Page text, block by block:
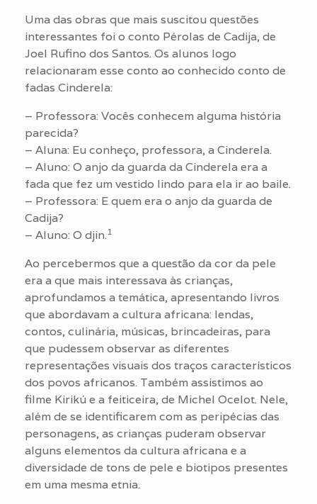
Uma das obras que mais suscitou questões
interessantes foi o conto Pérolas de Cadija, de
Joel Rufino dos Santos. Os alunos logo
relacionaram esse conto ao conhecido conto de
fadas Cinderela:
– Professora: Vocês conhecem alguma história
parecida?
– Aluna: Eu conheço, professora, a Cinderela.
– Aluno: O anjo da guarda da Cinderela era a
fada que fez um vestido lindo para ela ir ao baile.
– Professora: E quem era o anjo da guarda de
Cadija?
– Aluno: O djin.1
Ao percebermos que a questão da cor da pele
era a que mais interessava às crianças,
aprofundamos a temática, apresentando livros
que abordavam a cultura africana: lendas,
contos, culinária, músicas, brincadeiras, para
que pudessem observar as diferentes
representações visuais dos traços característicos
dos povos africanos. Também assistimos ao
filme Kirikú e a feiticeira, de Michel Ocelot. Nele,
além de se identificarem com as peripécias das
personagens, as crianças puderam observar
alguns elementos da cultura africana e a
diversidade de tons de pele e biotipos presentes
em uma mesma etnia.